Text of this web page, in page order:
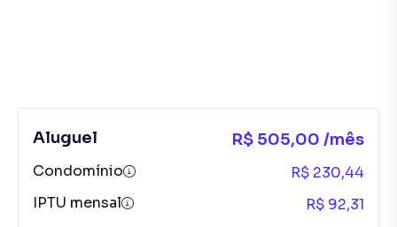
Aluguel R$ 505,00 /mês
Condomínio
R$ 230,44
IPTU mensal
R$ 92,31